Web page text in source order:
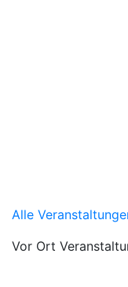
Alle
Vor Ort